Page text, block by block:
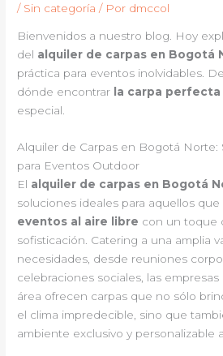
/ Sin categoría / Por dmccol
Bienvenidos a nuestro blog. Hoy
del alquiler de carpas en Bogotá
práctica para eventos inolvidables.
dónde encontrar la carpa perfecta
especial.
Alquiler de Carpas en Bogotá Norte:
para Eventos Outdoor
El alquiler de carpas en Bogotá
soluciones ideales para aquellos
eventos al aire libre con un toque
sofisticación. Catering a una amplia
necesidades, desde reuniones
celebraciones sociales, las
área ofrecen carpas que no sólo
el clima impredecible, sino que
ambiente exclusivo y personalizable